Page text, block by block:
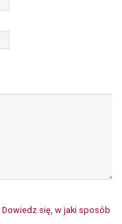
Dowiedz się, w jaki sposób